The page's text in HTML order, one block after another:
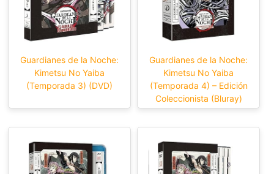
Guardianes de la Noche:
Kimetsu No Yaiba
(Temporada 3) (DVD)
Guardianes de la Noche:
Kimetsu No Yaiba
(Temporada 4) – Edición
Coleccionista (Bluray)